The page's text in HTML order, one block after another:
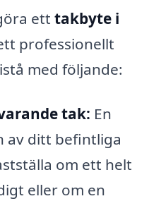
ett takbyte i
professionellt
med följande:
tak: En
av ditt befintliga
om ett helt
eller om en